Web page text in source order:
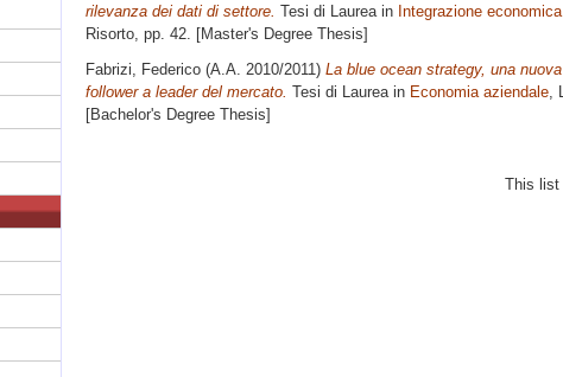
rilevanza dei dati di settore. Tesi di Laurea in Integrazione
Risorto, pp. 42. [Master's Degree Thesis]
Fabrizi, Federico (A.A. 2010/2011) La blue ocean strategy, una
follower a leader del mercato. Tesi di Laurea in Economia aziendale
[Bachelor's Degree Thesis]
This list